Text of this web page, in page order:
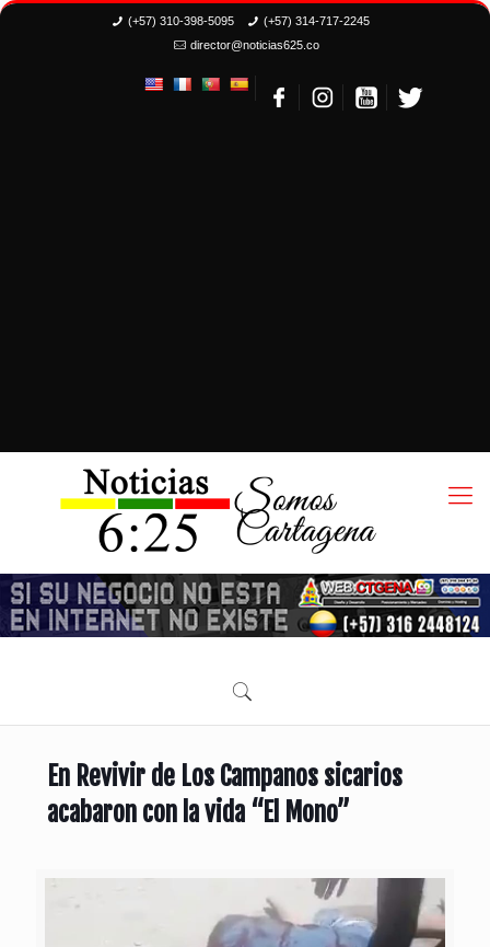
(+57) 310-398-5095
(+57) 314-717-2245
director@noticias625.co
En Revivir de Los Campanos sicarios
acabaron con la vida “El Mono”